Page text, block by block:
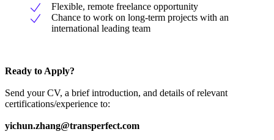
Flexible, remote freelance opportunity
Chance to work on long-term projects with an
international leading team
Ready to Apply?
Send your CV, a brief introduction, and details of relevant
certifications/experience to:
yichun.zhang@transperfect.com